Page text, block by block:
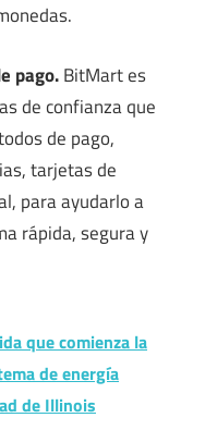
pago.BitMart es
de confianza que
de pago,
tarjetas de
para ayudarlo a
rápida, segura y
que comienza la
de energía
de Illinois